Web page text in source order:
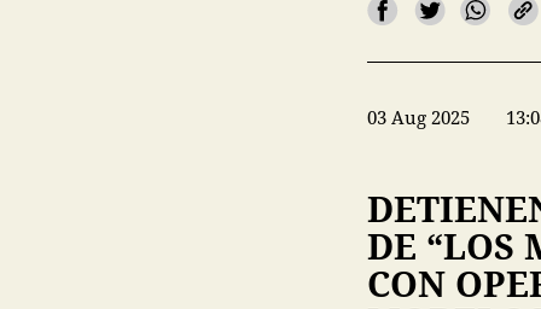
03 Aug 2025
DE “LOS
CON